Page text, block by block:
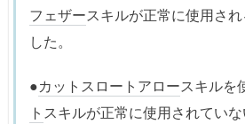
フェザースキルが正常に使用さ
した。
●カットスロートアロースキルを
ト スキルが正常に使用されてい